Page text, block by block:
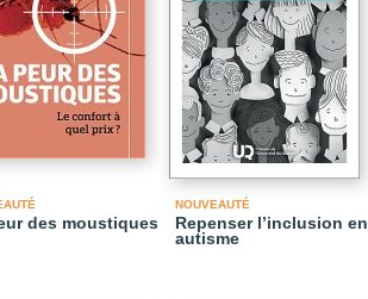
des moustiques
NOUVEAUTÉ
Repenser l’inclusion en
autisme